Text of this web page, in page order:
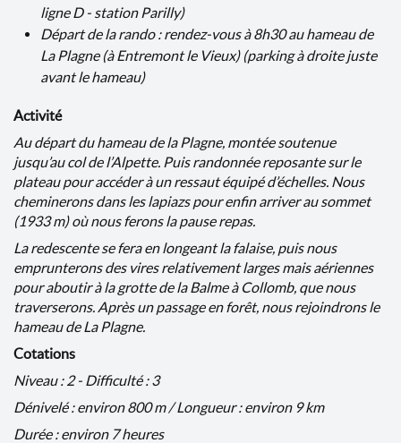
ligne D - station Parilly)
Départ de la rando : rendez-vous à 8h30 au hameau de
La Plagne (à Entremont le Vieux) (parking à droite juste
avant le hameau)
Activité
Au départ du hameau de la Plagne, montée soutenue
jusqu’au col de l’Alpette. Puis randonnée reposante sur le
plateau pour accéder à un ressaut équipé d’échelles. Nous
cheminerons dans les lapiazs pour enfin arriver au sommet
(1933 m) où nous ferons la pause repas.
La redescente se fera en longeant la falaise, puis nous
emprunterons des vires relativement larges mais aériennes
pour aboutir à la grotte de la Balme à Collomb, que nous
traverserons. Après un passage en forêt, nous rejoindrons le
hameau de La Plagne.
Cotations
Niveau : 2 - Difficulté : 3
Dénivelé : environ 800 m / Longueur : environ 9 km
Durée : environ 7 heures